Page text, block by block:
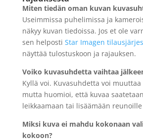
Miten tiedän oman kuvan
Useimmissa puhelimissa ja
näkyy kuvan tiedoissa. Jos et ole
sen helposti Star Imagen
näyttää tulostuskoon ja rajauksen.
Voiko kuvasuhdetta vaihtaa
Kyllä voi. Kuvasuhdetta voi
mutta huomioi, että kuvaa
leikkaamaan tai lisäämään
Miksi kuva ei mahdu kokonaan
kokoon?